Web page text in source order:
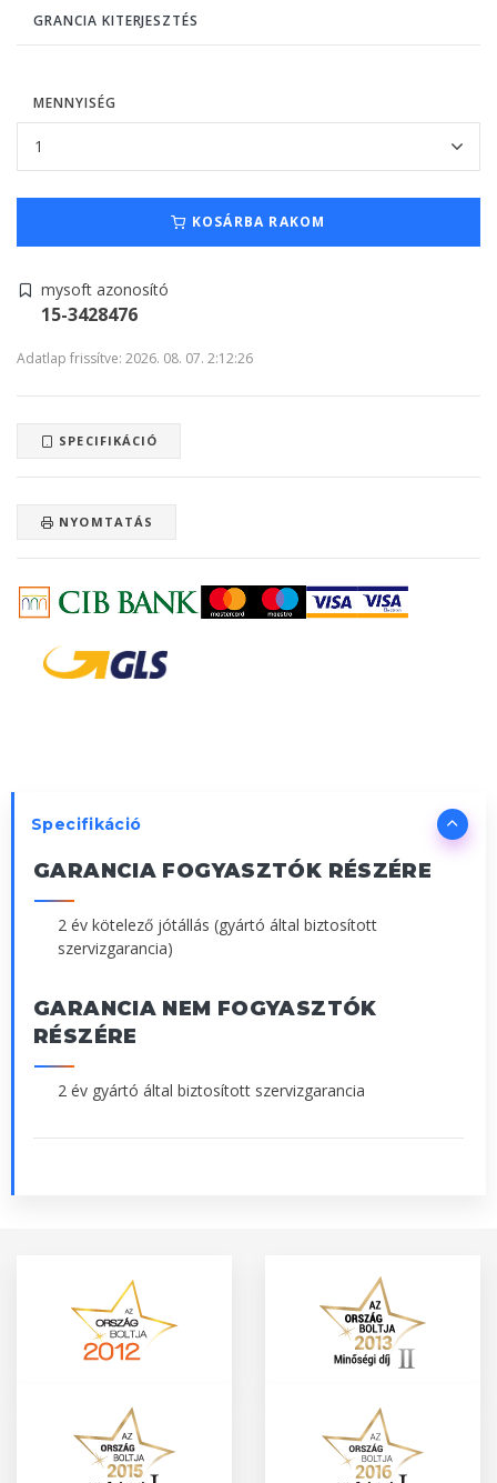
GRANCIA KITERJESZTÉS
MENNYISÉG
KOSÁRBA RAKOM
mysoft azonosító
15-3428476
Adatlap frissítve: 2026. 08. 07. 2:12:26
SPECIFIKÁCIÓ
NYOMTATÁS
Specifikáció
GARANCIA FOGYASZTÓK RÉSZÉRE
2 év kötelező jótállás (gyártó által biztosított
szervizgarancia)
GARANCIA NEM FOGYASZTÓK
RÉSZÉRE
2 év gyártó által biztosított szervizgarancia